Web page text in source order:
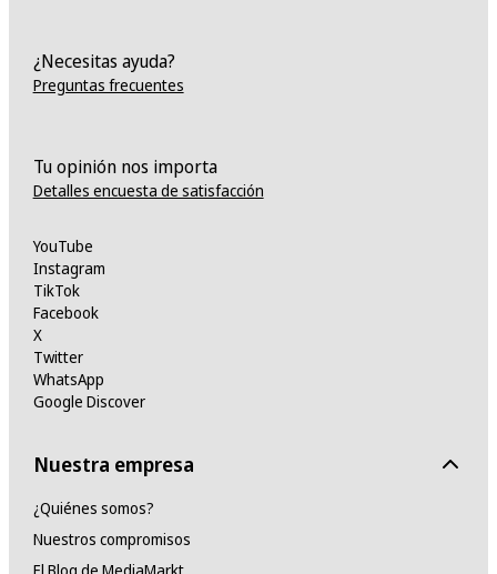
¿Necesitas ayuda?
Preguntas frecuentes
Tu opinión nos importa
Detalles encuesta de satisfacción
YouTube
Instagram
TikTok
Facebook
X
Twitter
WhatsApp
Google Discover
Nuestra empresa
¿Quiénes somos?
Nuestros compromisos